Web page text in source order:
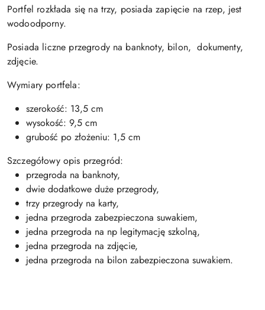
Portfel rozkłada się na trzy, posiada zapięcie na rzep, jest
wodoodporny.
Posiada liczne przegrody na banknoty, bilon, dokumenty,
zdjęcie.
Wymiary portfela:
szerokość: 13,5 cm
wysokość: 9,5 cm
grubość po złożeniu: 1,5 cm
Szczegółowy opis przegród:
przegroda na banknoty,
dwie dodatkowe duże przegrody,
trzy przegrody na karty,
jedna przegroda zabezpieczona suwakiem,
jedna przegroda na np legitymację szkolną,
jedna przegroda na zdjęcie,
jedna przegroda na bilon zabezpieczona suwakiem.